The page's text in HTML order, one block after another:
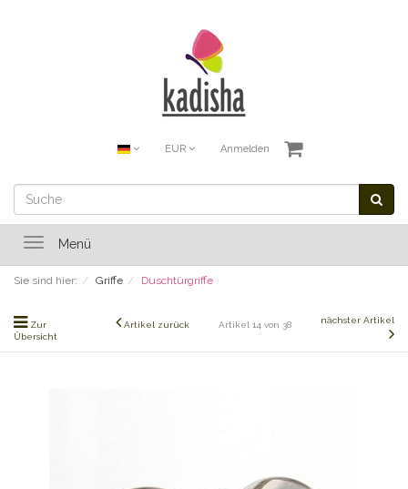
EUR Anmelden
ToggleMenü
Sie sind hier: Griffe Duschtürgriffe
Zur
Übersicht
Artikel zurück Artikel 14 von 38 nächster Artikel